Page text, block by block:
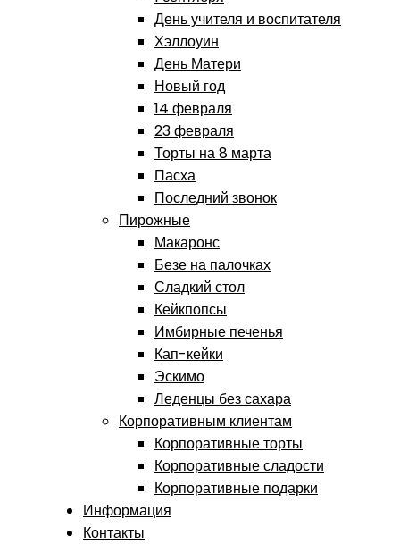
День учителя и воспитателя
Хэллоуин
День Матери
Новый год
14 февраля
23 февраля
Торты на 8 марта
Пасха
Последний звонок
Пирожные
Макаронс
Безе на палочках
Сладкий стол
Кейкпопсы
Имбирные печенья
Кап-кейки
Эскимо
Леденцы без сахара
Корпоративным клиентам
Корпоративные торты
Корпоративные сладости
Корпоративные подарки
Информация
Контакты